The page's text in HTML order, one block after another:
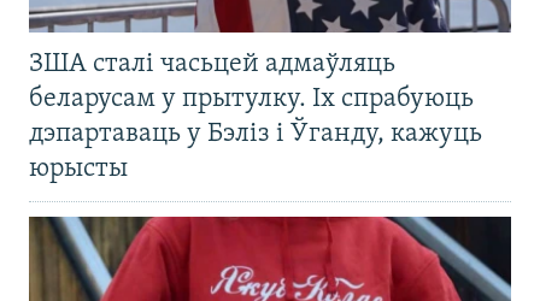
ЗША сталі часьцей адмаўляць
беларусам у прытулку. Іх спрабуюць
дэпартаваць у Бэліз і Ўганду, кажуць
юрысты